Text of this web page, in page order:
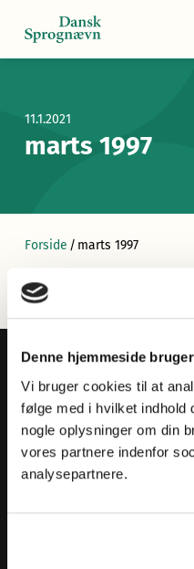
Denne hjemmeside
Vi bruger cookies til at
følge med i hvilket
nogle oplysninger om din
vores partnere indenfor
analysepartnere.
11.1.2021
marts 1997
Forside / marts 1997
Dansk Sprognævn
Adelgade 119 B
5400 Bogense